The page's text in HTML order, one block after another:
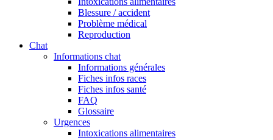
Blessure / accident
Problème médical
Reproduction
Chat
Informations chat
Informations générales
Fiches infos races
Fiches infos santé
FAQ
Glossaire
Urgences
Intoxications alimentaires